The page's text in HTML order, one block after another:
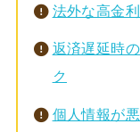
法外な高金
返済遅延時
ク
個人情報が